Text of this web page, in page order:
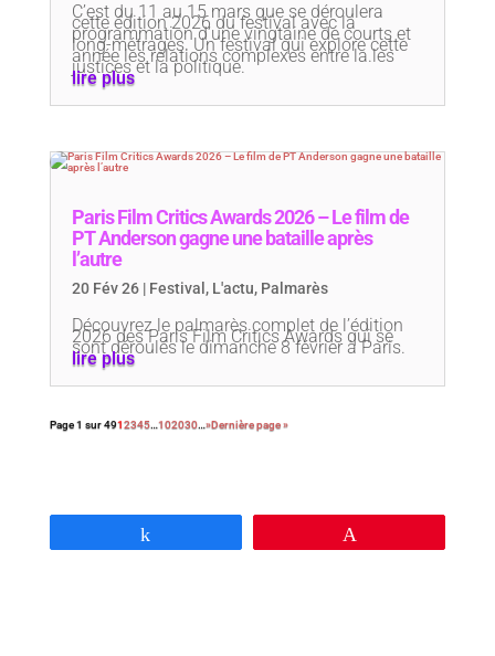
C’est du 11 au 15 mars que se déroulera
cette édition 2026 du festival avec la
programmation d’une vingtaine de courts et
long-métrages. Un festival qui explore cette
année les relations complexes entre la.les
justices et la politique.
lire plus
Paris Film Critics Awards 2026 – Le film de
PT Anderson gagne une bataille après
l’autre
20 Fév 26| Festival , L'actu, Palmarès
Découvrez le palmarès complet de l’édition
2026 des Paris Film Critics Awards qui se
sont déroulés le dimanche 8 février à Paris.
lire plus
Page 1 sur 4912345…102030…»Dernière page »